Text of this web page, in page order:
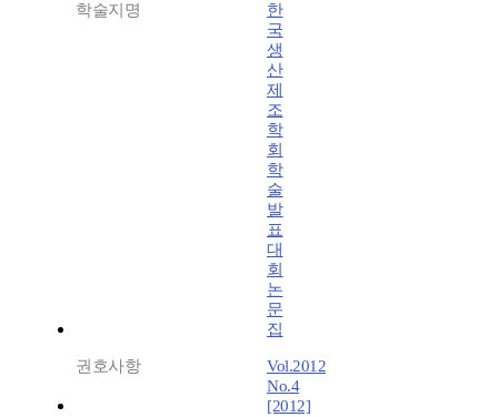
학술지명
한
국
생
산
제
조
학
회
학
술
발
표
대
회
논
문
집
권호사항
Vol.2012
No.4
[2012]